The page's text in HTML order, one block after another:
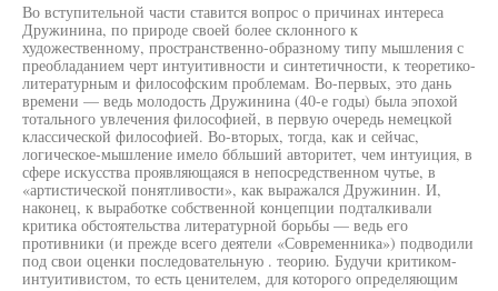
Во вступительной части ставится вопрос о причинах интереса
Дружинина, по природе своей более склонного к
художественному, пространственно-образному типу мышления с
преобладанием черт интуитивности и синтетичности, к теоретико-
литературным и философским проблемам. Во-первых, это дань
времени — ведь молодость Дружинина (40-е годы) была эпохой
тотального увлечения философией, в первую очередь немецкой
классической философией. Во-вторых, тогда, как и сейчас,
логическое-мышление имело ббльший авторитет, чем интуиция, в
сфере искусства проявляющаяся в непосредственном чутье, в
«артистической понятливости», как выражался Дружинин. И,
наконец, к выработке собственной концепции подталкивали
критика обстоятельства литературной борьбы — ведь его
противники (и прежде всего деятели «Современника») подводили
под свои оценки последовательную . теорию. Будучи критиком-
интуитивистом, то есть ценителем, для которого определяющим